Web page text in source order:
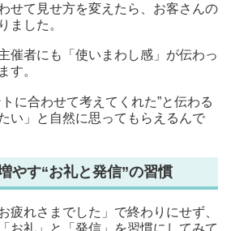
せて見せ方を変えたら、お客さんの
ました。
催者にも「使いまわし感」が伝わっ
す。
に合わせて考えてくれた”と伝わる
い」と自然に思ってもらえるんで
やす“お礼と発信”の習慣
疲れさまでした」で終わりにせず、
お礼」と「発信」を習慣にしてみて